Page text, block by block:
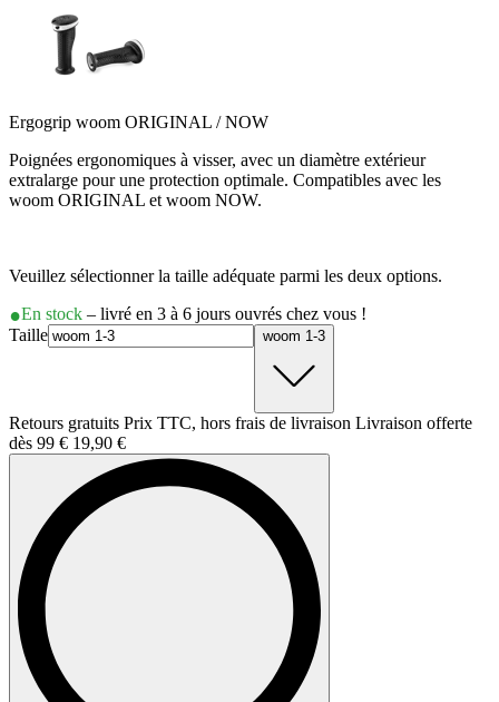
Ergogrip woom ORIGINAL / NOW
Poignées ergonomiques à visser, avec un diamètre extérieur
extralarge pour une protection optimale. Compatibles avec les
woom ORIGINAL et woom NOW.
Veuillez sélectionner la taille adéquate parmi les deux options.
En stock – livré en 3 à 6 jours ouvrés chez vous !
Taille
woom 1-3
Retours gratuits Prix TTC, hors frais de livraison Livraison offerte
dès 99 € 19,90 €